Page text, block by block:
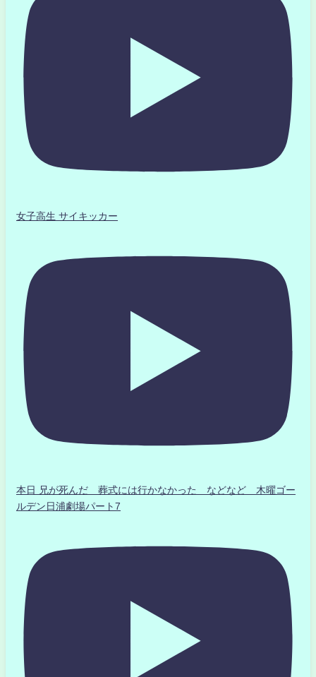
女子高生 サイキッカー
本日 兄が死んだ 葬式には行かなかった などなど 木曜ゴー
ルデン日浦劇場パート7